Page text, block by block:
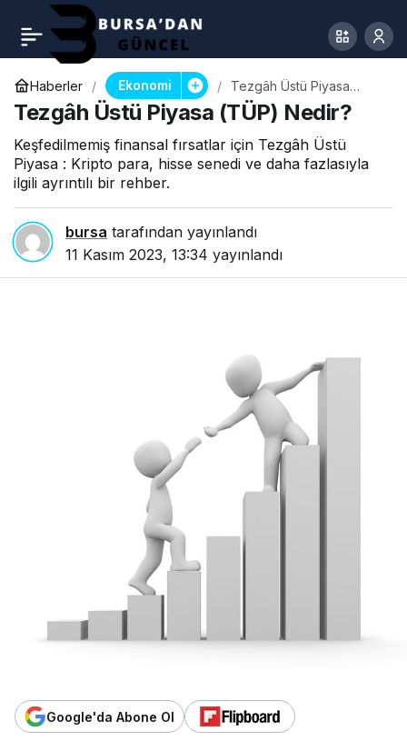
Haberler Ekonomi
Tezgâh Üstü Piyasa
(TÜP) Nedir?
Tezgâh Üstü Piyasa (TÜP) Nedir?
Keşfedilmemiş finansal fırsatlar için Tezgâh Üstü
Piyasa : Kripto para, hisse senedi ve daha fazlasıyla
ilgili ayrıntılı bir rehber.
bursa tarafından yayınlandı
11 Kasım 2023, 13:34 yayınlandı
Google'da Abone Ol